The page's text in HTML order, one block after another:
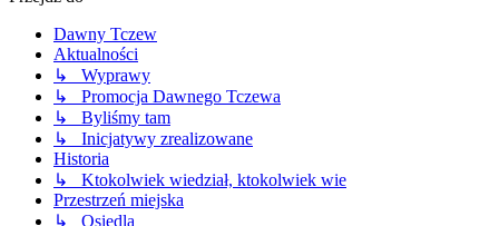
Dawny Tczew
Aktualności
↳ Wyprawy
↳ Promocja Dawnego Tczewa
↳ Byliśmy tam
↳ Inicjatywy zrealizowane
Historia
↳ Ktokolwiek wiedział, ktokolwiek wie
Przestrzeń miejska
↳ Osiedla